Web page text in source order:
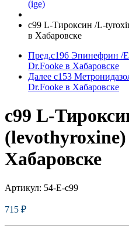
(ige)
c99 L-Тироксин /L-
в Хабаровске
Пред.c196 Эпинефрин /
Dr.Fooke в Хабаровске
Далее c153
Dr.Fooke в Хабаровске
c99 L-
Хабаровске
Артикул: 54-E-c99
715 ₽